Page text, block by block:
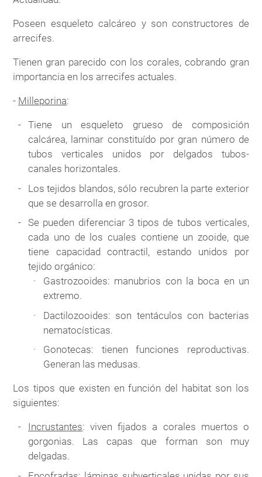
Poseen esqueleto calcáreo y son constructores de
arrecifes.
Tienen gran parecido con los corales, cobrando gran
importancia en los arrecifes actuales.
- Milleporina:
Tiene un esqueleto grueso de composición
calcárea, laminar constituído por gran número de
tubos verticales unidos por delgados tubos-
canales horizontales.
Los tejidos blandos, sólo recubren la parte exterior
que se desarrolla en grosor.
Se pueden diferenciar 3 tipos de tubos verticales,
cada uno de los cuales contiene un zooide, que
tiene capacidad contractil, estando unidos por
tejido orgánico:
Gastrozooides: manubrios con la boca en un
extremo.
Dactilozooides: son tentáculos con bacterias
nematocísticas.
Gonotecas: tienen funciones reproductivas.
Generan las medusas.
Los tipos que existen en función del habitat son los
siguientes:
Incrustantes: viven fijados a corales muertos o
gorgonias. Las capas que forman son muy
delgadas.